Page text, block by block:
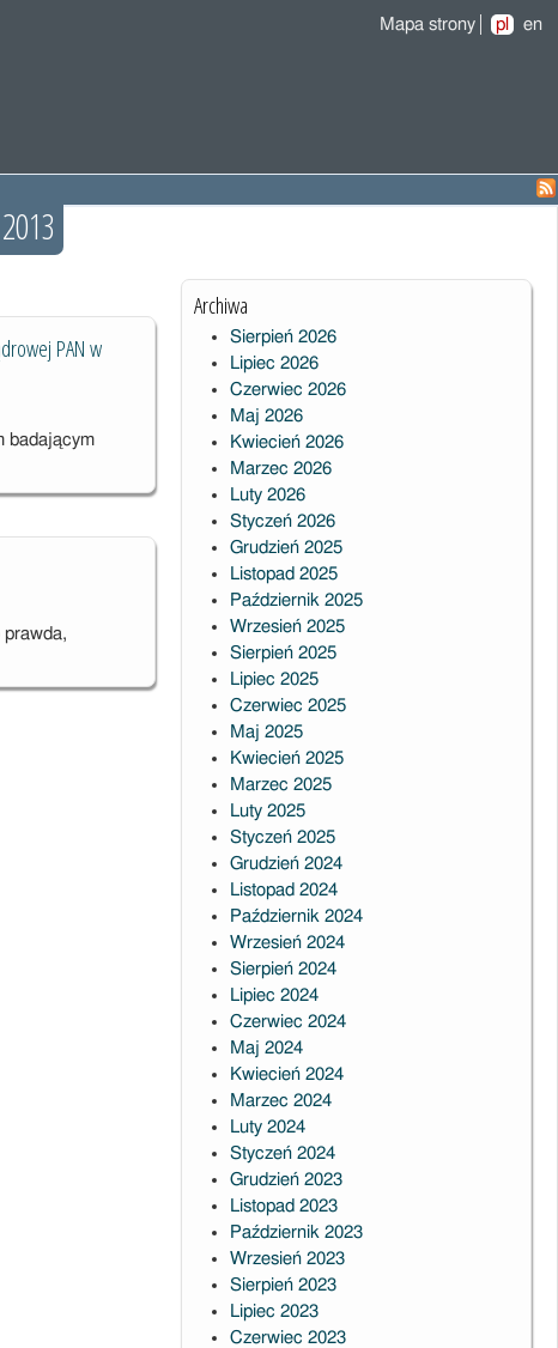
Mapa strony pl en
PAN w
badającym
prawda,
Archiwa
Sierpień 2026
Lipiec 2026
Czerwiec 2026
Maj 2026
Kwiecień 2026
Marzec 2026
Luty 2026
Styczeń 2026
Grudzień 2025
Listopad 2025
Październik 2025
Wrzesień 2025
Sierpień 2025
Lipiec 2025
Czerwiec 2025
Maj 2025
Kwiecień 2025
Marzec 2025
Luty 2025
Styczeń 2025
Grudzień 2024
Listopad 2024
Październik 2024
Wrzesień 2024
Sierpień 2024
Lipiec 2024
Czerwiec 2024
Maj 2024
Kwiecień 2024
Marzec 2024
Luty 2024
Styczeń 2024
Grudzień 2023
Listopad 2023
Październik 2023
Wrzesień 2023
Sierpień 2023
Lipiec 2023
Czerwiec 2023